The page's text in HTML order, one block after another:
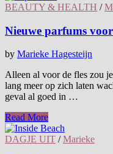
BEAUTY & HEALTH /
Nieuwe parfums
by Marieke Hagesteijn
Alleen al voor de fles zou
lang meer op zich laten
geval al goed in …
Read More
DAGJE UIT /Marieke